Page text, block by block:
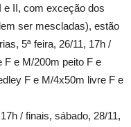
e II, com exceção dos
ser mescladas), estão
5ª feira, 26/11, 17h /
F e M/200m peito F e
F e M/4x50m livre F e
/ finais, sábado, 28/11,